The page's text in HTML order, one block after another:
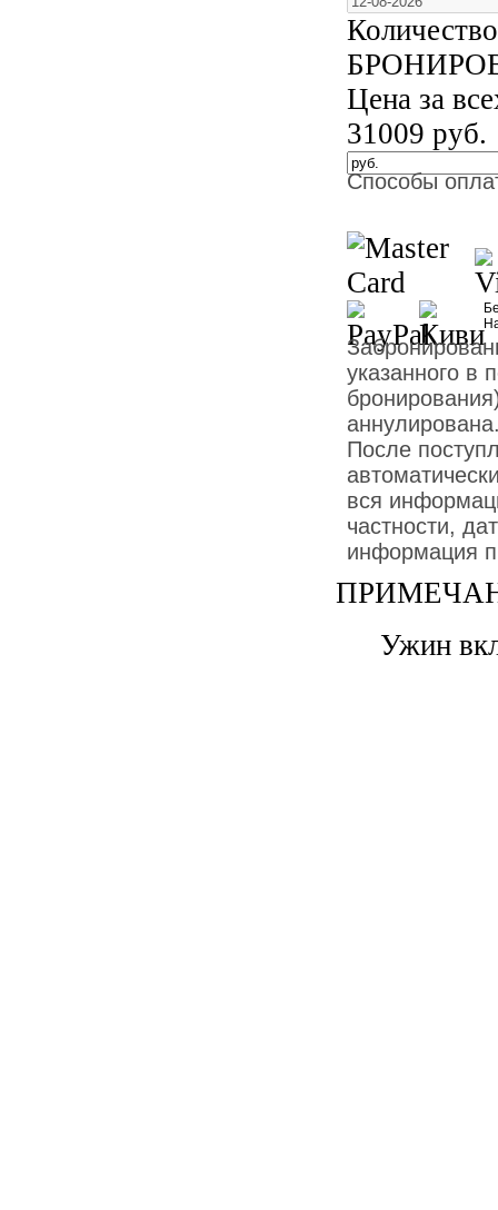
Цена за
31009 руб.
Способы
указанного в
После
вся
частности,
информация
Ужин